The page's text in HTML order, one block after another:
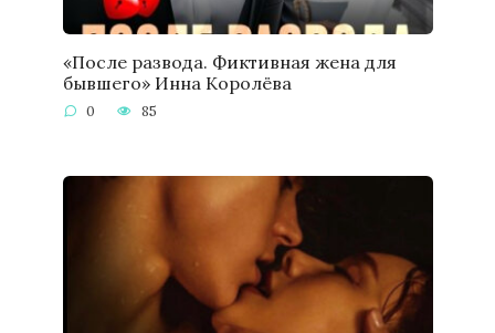
«После развода. Фиктивная жена для
бывшего» Инна Королёва
0 85